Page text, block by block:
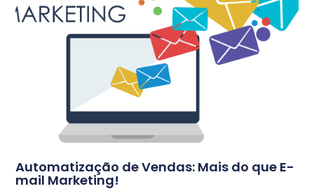
Automatização de Vendas: Mais do que E-
mail Marketing!